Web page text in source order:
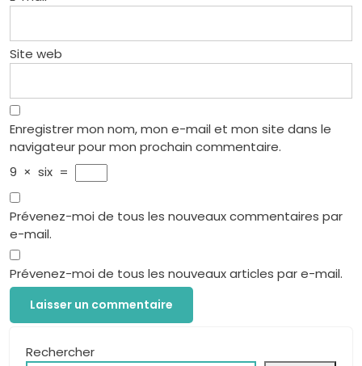
Site web
Enregistrer mon nom, mon e-mail et mon site dans le
navigateur pour mon prochain commentaire.
9 × six =
Prévenez-moi de tous les nouveaux commentaires par
e-mail.
Prévenez-moi de tous les nouveaux articles par e-mail.
Rechercher